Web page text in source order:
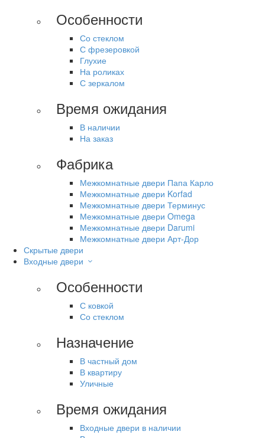
Особенности
Со стеклом
С фрезеровкой
Глухие
На роликах
С зеркалом
Время ожидания
В наличии
На заказ
Фабрика
Межкомнатные двери Папа Карло
Межкомнатные двери Korfad
Межкомнатные двери Терминус
Межкомнатные двери Omega
Межкомнатные двери Darumi
Межкомнатные двери Арт-Дор
Скрытые двери
Входные двери
Особенности
С ковкой
Со стеклом
Назначение
В частный дом
В квартиру
Уличные
Время ожидания
Входные двери в наличии